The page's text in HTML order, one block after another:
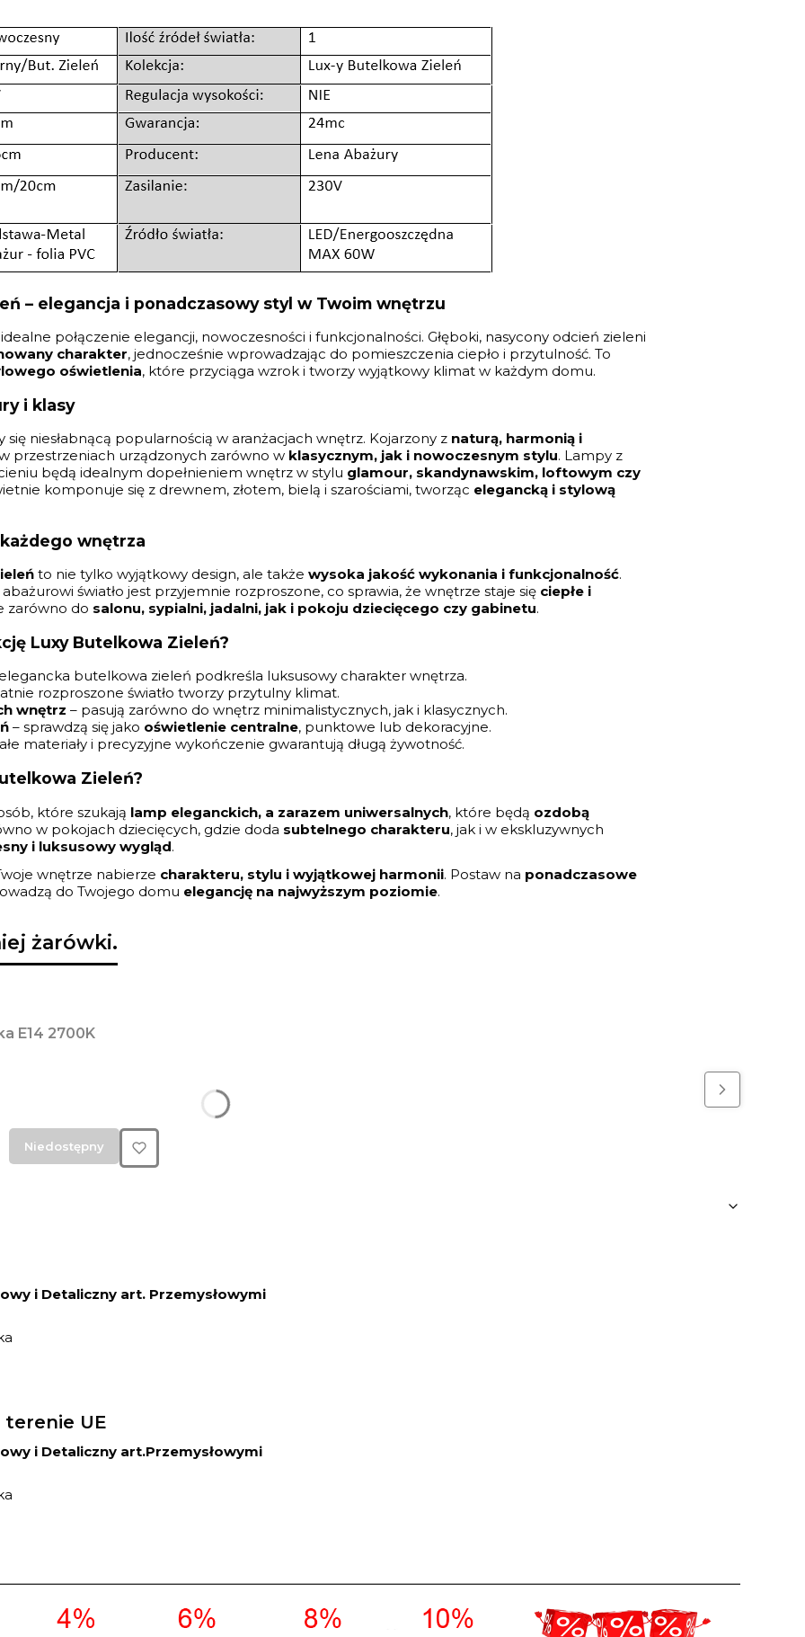
– elegancja i ponadczasowy styl w Twoim wnętrzu
połączenie elegancji, nowoczesności i funkcjonalności. Głęboki, nasycony odcień zieleni
charakter, jednocześnie wprowadzając do pomieszczenia ciepło i przytulność. To
oświetlenia, które przyciąga wzrok i tworzy wyjątkowy klimat w każdym domu.
i klasy
niesłabnącą popularnością w aranżacjach wnętrz. Kojarzony z naturą, harmonią i
przestrzeniach urządzonych zarówno w klasycznym, jak i nowoczesnym stylu. Lampy z
będą idealnym dopełnieniem wnętrz w stylu glamour, skandynawskim, loftowym czy
komponuje się z drewnem, złotem, bielą i szarościami, tworząc elegancką i stylową
wnętrza
to nie tylko wyjątkowy design, ale także wysoka jakość wykonania i funkcjonalność.
światło jest przyjemnie rozproszone, co sprawia, że wnętrze staje się ciepłe i
zarówno do salonu, sypialni, jadalni, jak i pokoju dziecięcego czy gabinetu.
Luxy Butelkowa Zieleń?
butelkowa zieleń podkreśla luksusowy charakter wnętrza.
rozproszone światło tworzy przytulny klimat.
wnętrz – pasują zarówno do wnętrz minimalistycznych, jak i klasycznych.
– sprawdzą się jako oświetlenie centralne, punktowe lub dekoracyjne.
materiały i precyzyjne wykończenie gwarantują długą żywotność.
Zieleń?
które szukają lamp eleganckich, a zarazem uniwersalnych, które będą ozdobą
w pokojach dziecięcych, gdzie doda subtelnego charakteru, jak i w ekskluzywnych
i luksusowy wygląd.
wnętrze nabierze charakteru, stylu i wyjątkowej harmonii. Postaw na ponadczasowe
do Twojego domu elegancję na najwyższym poziomie.
żarówki.
E14 2700K
Niedostępny
i Detaliczny art. Przemysłowymi
UE
i Detaliczny art.Przemysłowymi